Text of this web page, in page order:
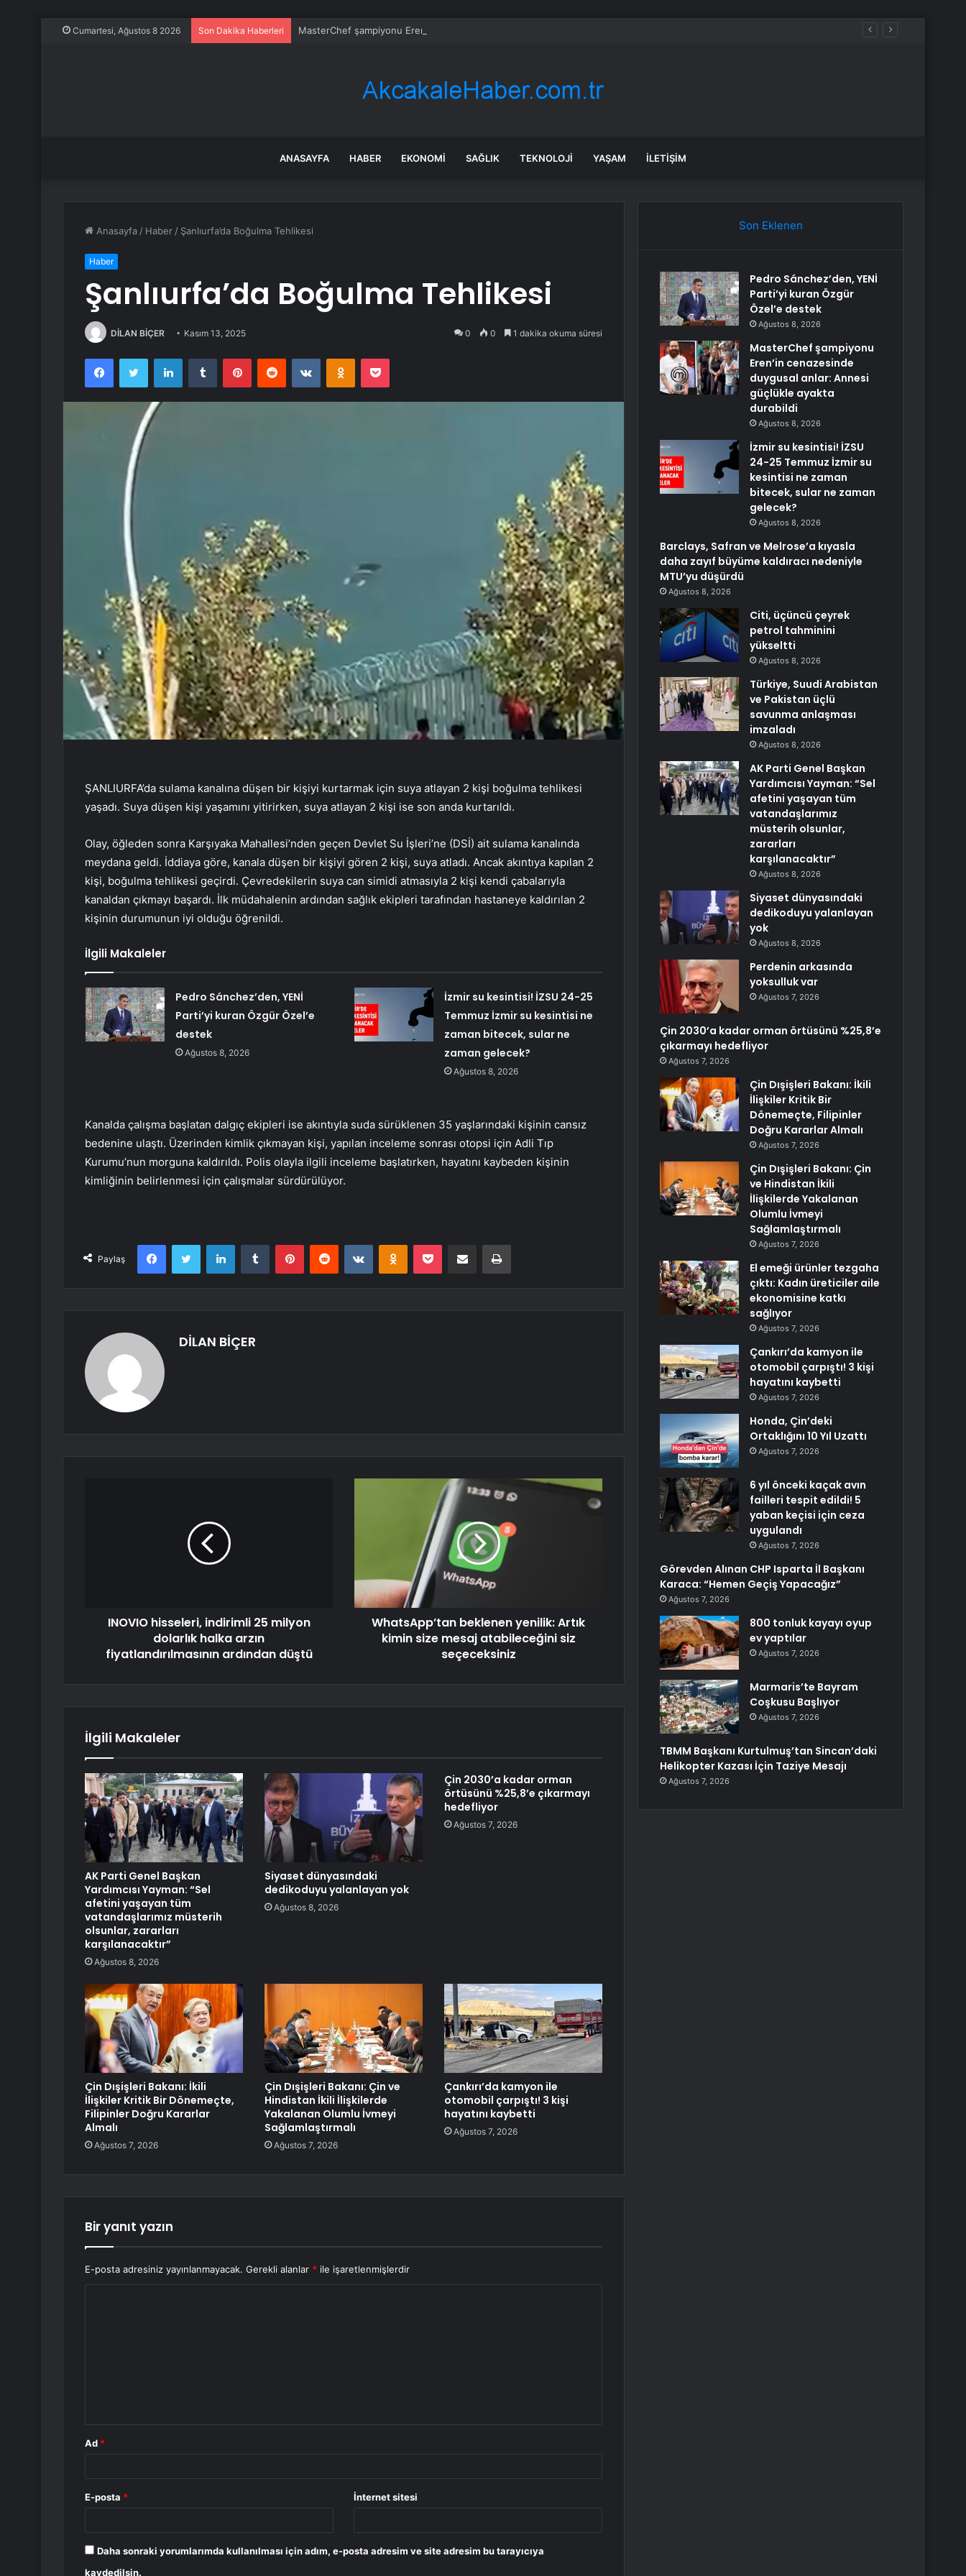
Cumartesi, Ağustos 8 2026 Son Dakika Haberleri MasterChef şampiyonu Eren’in cenazesinde duygusal anlar: Annesi güçlükle ayakta durabildi
ANASAYFA HABER EKONOMI SAĞLIK TEKNOLOJI YAŞAM İLETIŞIM
Anasayfa / Haber / Şanlıurfa’da Boğulma Tehlikesi
Haber
Şanlıurfa’da Boğulma Tehlikesi
DİLAN BİÇER Kasım 13, 2025 0 0 1 dakika okuma süresi
FacebookTwitter LinkedInTumblr PinterestReddit VKontakteOdnoklassniki
Pocket
ŞANLIURFA’da sulama kanalına düşen bir kişiyi kurtarmak için suya atlayan 2 kişi boğulma tehlikesi
yaşadı. Suya düşen kişi yaşamını yitirirken, suya atlayan 2 kişi ise son anda kurtarıldı.
Olay, öğleden sonra Karşıyaka Mahallesi’nden geçen Devlet Su İşleri’ne (DSİ) ait sulama kanalında
meydana geldi. İddiaya göre, kanala düşen bir kişiyi gören 2 kişi, suya atladı. Ancak akıntıya kapılan 2
kişi, boğulma tehlikesi geçirdi. Çevredekilerin suya can simidi atmasıyla 2 kişi kendi çabalarıyla
kanaldan çıkmayı başardı. İlk müdahalenin ardından sağlık ekipleri tarafından hastaneye kaldırılan 2
kişinin durumunun iyi olduğu öğrenildi.
İlgili Makaleler
Pedro Sánchez’den, YENİ
Parti’yi kuran Özgür Özel’e
destek
Ağustos 8, 2026
İzmir su kesintisi! İZSU 24-25
Temmuz İzmir su kesintisi ne
zaman bitecek, sular ne
zaman gelecek?
Ağustos 8, 2026
Kanalda çalışma başlatan dalgıç ekipleri ise akıntıyla suda sürüklenen 35 yaşlarındaki kişinin cansız
bedenine ulaştı. Üzerinden kimlik çıkmayan kişi, yapılan inceleme sonrası otopsi için Adli Tıp
Kurumu’nun morguna kaldırıldı. Polis olayla ilgili inceleme başlatırken, hayatını kaybeden kişinin
kimliğinin belirlenmesi için çalışmalar sürdürülüyor.
Paylaş
FacebookTwitter LinkedInTumblr PinterestReddit VKontakteOdnoklassniki
Pocket E-Posta ile paylaş Yazdır
DİLAN BİÇER
INOVIO hisseleri, indirimli 25 milyon
dolarlık halka arzın
fiyatlandırılmasının ardından düştü
WhatsApp’tan beklenen yenilik: Artık
kimin size mesaj atabileceğini siz
seçeceksiniz
İlgili Makaleler
AK Parti Genel Başkan
Yardımcısı Yayman: “Sel
afetini yaşayan tüm
vatandaşlarımız müsterih
olsunlar, zararları
karşılanacaktır”
Ağustos 8, 2026
Siyaset dünyasındaki
dedikoduyu yalanlayan yok
Ağustos 8, 2026
Çin 2030’a kadar orman
örtüsünü %25,8’e çıkarmayı
hedefliyor
Ağustos 7, 2026
Çin Dışişleri Bakanı: İkili
İlişkiler Kritik Bir Dönemeçte,
Filipinler Doğru Kararlar
Almalı
Ağustos 7, 2026
Çin Dışişleri Bakanı: Çin ve
Hindistan İkili İlişkilerde
Yakalanan Olumlu İvmeyi
Sağlamlaştırmalı
Ağustos 7, 2026
Çankırı’da kamyon ile
otomobil çarpıştı! 3 kişi
hayatını kaybetti
Ağustos 7, 2026
Bir yanıt yazın
E-posta adresiniz yayınlanmayacak. Gerekli alanlar * ile işaretlenmişlerdir
Ad *
E-posta * İnternet sitesi
Daha sonraki yorumlarımda kullanılması için adım, e-posta adresim ve site adresim bu tarayıcıya
kaydedilsin.
Son Eklenen
Pedro Sánchez’den, YENİ
Parti’yi kuran Özgür
Özel’e destek
Ağustos 8, 2026
MasterChef şampiyonu
Eren’in cenazesinde
duygusal anlar: Annesi
güçlükle ayakta
durabildi
Ağustos 8, 2026
İzmir su kesintisi! İZSU
24-25 Temmuz İzmir su
kesintisi ne zaman
bitecek, sular ne zaman
gelecek?
Ağustos 8, 2026
Barclays, Safran ve Melrose’a kıyasla
daha zayıf büyüme kaldıracı nedeniyle
MTU’yu düşürdü
Ağustos 8, 2026
Citi, üçüncü çeyrek
petrol tahminini
yükseltti
Ağustos 8, 2026
Türkiye, Suudi Arabistan
ve Pakistan üçlü
savunma anlaşması
imzaladı
Ağustos 8, 2026
AK Parti Genel Başkan
Yardımcısı Yayman: “Sel
afetini yaşayan tüm
vatandaşlarımız
müsterih olsunlar,
zararları
karşılanacaktır”
Ağustos 8, 2026
Siyaset dünyasındaki
dedikoduyu yalanlayan
yok
Ağustos 8, 2026
Perdenin arkasında
yoksulluk var
Ağustos 7, 2026
Çin 2030’a kadar orman örtüsünü %25,8’e
çıkarmayı hedefliyor
Ağustos 7, 2026
Çin Dışişleri Bakanı: İkili
İlişkiler Kritik Bir
Dönemeçte, Filipinler
Doğru Kararlar Almalı
Ağustos 7, 2026
Çin Dışişleri Bakanı: Çin
ve Hindistan İkili
İlişkilerde Yakalanan
Olumlu İvmeyi
Sağlamlaştırmalı
Ağustos 7, 2026
El emeği ürünler tezgaha
çıktı: Kadın üreticiler aile
ekonomisine katkı
sağlıyor
Ağustos 7, 2026
Çankırı’da kamyon ile
otomobil çarpıştı! 3 kişi
hayatını kaybetti
Ağustos 7, 2026
Honda, Çin’deki
Ortaklığını 10 Yıl Uzattı
Ağustos 7, 2026
6 yıl önceki kaçak avın
failleri tespit edildi! 5
yaban keçisi için ceza
uygulandı
Ağustos 7, 2026
Görevden Alınan CHP Isparta İl Başkanı
Karaca: “Hemen Geçiş Yapacağız”
Ağustos 7, 2026
800 tonluk kayayı oyup
ev yaptılar
Ağustos 7, 2026
Marmaris’te Bayram
Coşkusu Başlıyor
Ağustos 7, 2026
TBMM Başkanı Kurtulmuş’tan Sincan’daki
Helikopter Kazası İçin Taziye Mesajı
Ağustos 7, 2026